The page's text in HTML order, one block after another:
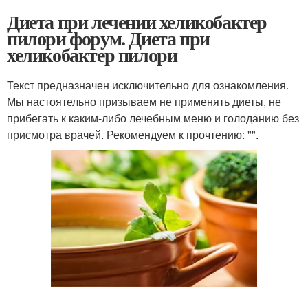
Диета при лечении хеликобактер
пилори форум. Диета при
хеликобактер пилори
Текст предназначен исключительно для ознакомления.
Мы настоятельно призываем не применять диеты, не
прибегать к каким-либо лечебным меню и голоданию без
присмотра врачей. Рекомендуем к прочтению: "".